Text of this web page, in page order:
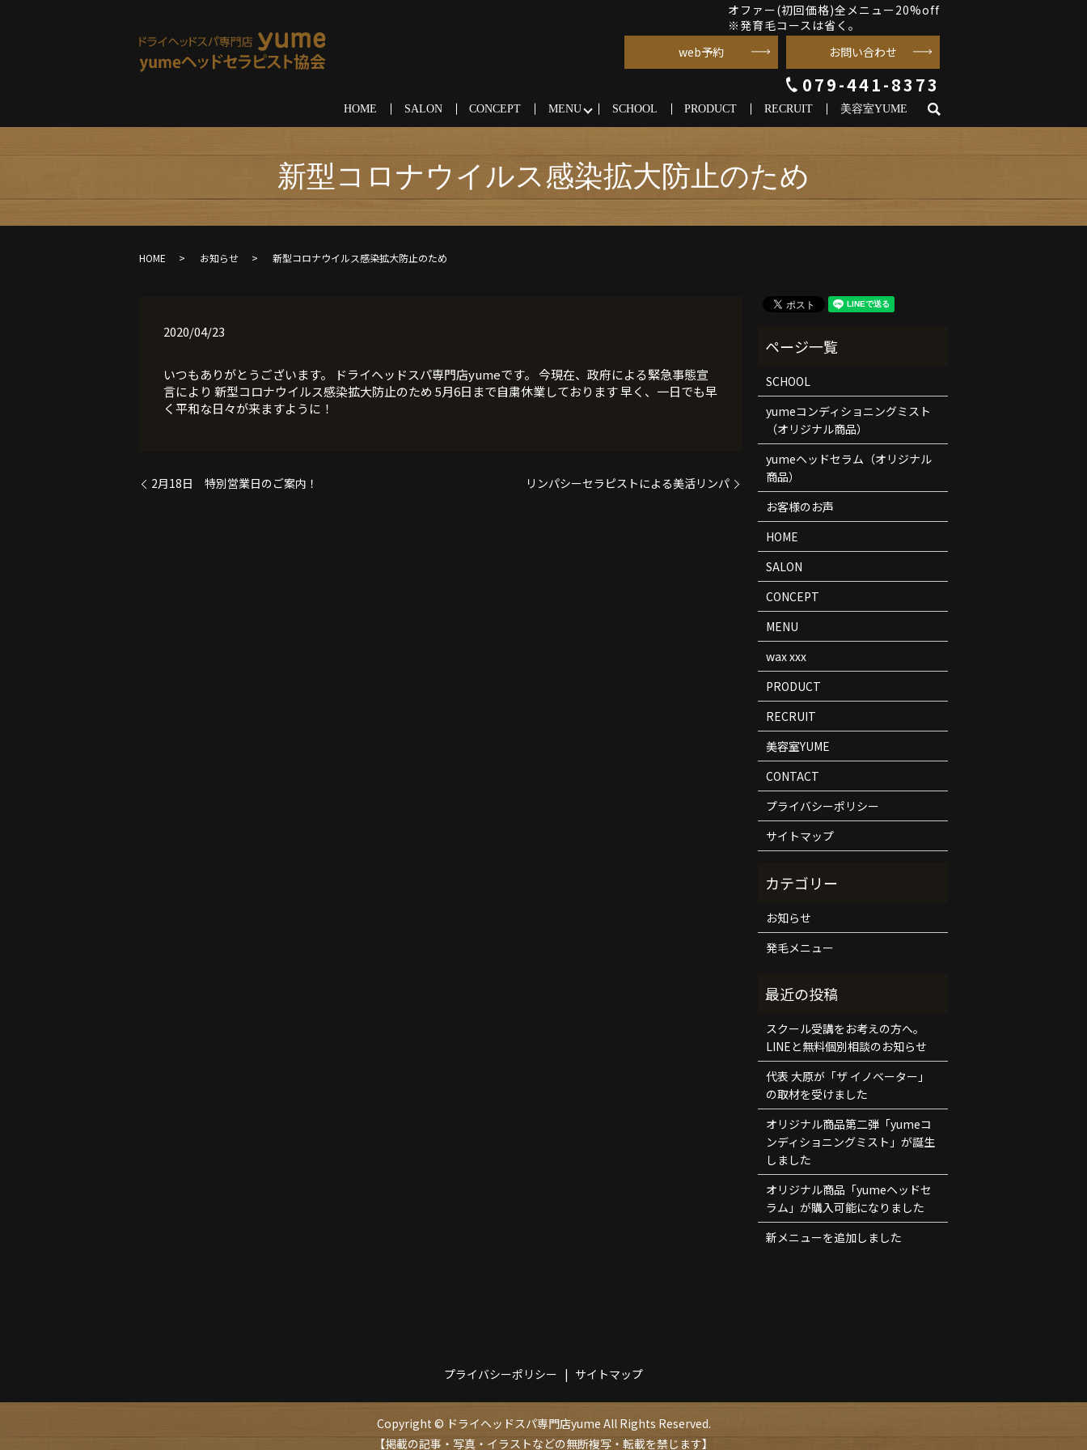
HOME SALON CONCEPT MENU SCHOOL PRODUCT RECRUIT 美容室YUME search
オファー(初回価格)全メニュー20%off
※発育毛コースは省く。
web予約
お問い合わせ
079-441-8373
新型コロナウイルス感染拡大防止のため
HOME お知らせ 新型コロナウイルス感染拡大防止のため
2020/04/23
いつもありがとうございます。 ドライヘッドスパ専門店yumeです。 今現在、政府による緊急事態宣
言により 新型コロナウイルス感染拡大防止のため 5月6日まで自粛休業しております 早く、一日でも早
く平和な日々が来ますように！
2月18日 特別営業日のご案内！ リンパシーセラピストによる美活リンパ
SCHOOL
yumeコンディショニングミスト
（オリジナル商品）
yumeヘッドセラム（オリジナル
商品）
お客様のお声
HOME
SALON
CONCEPT
MENU
wax xxx
PRODUCT
RECRUIT
美容室YUME
CONTACT
プライバシーポリシー
サイトマップ
お知らせ
発毛メニュー
スクール受講をお考えの方へ。
LINEと無料個別相談のお知らせ
代表 大原が「ザ イノベーター」
の取材を受けました
オリジナル商品第二弾「yumeコ
ンディショニングミスト」が誕生
しました
オリジナル商品「yumeヘッドセ
ラム」が購入可能になりました
新メニューを追加しました
プライバシーポリシー サイトマップ
Copyright © ドライヘッドスパ専門店yume All Rights Reserved.
【掲載の記事・写真・イラストなどの無断複写・転載を禁じます】